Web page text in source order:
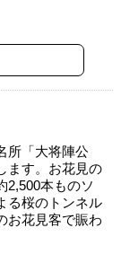
所「大将陣公
ます。お花見の
2,500本ものソ
る桜のトンネル
お花見客で賑わ